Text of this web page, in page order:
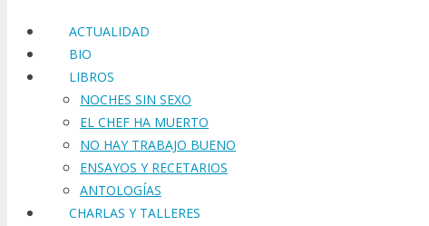
ACTUALIDAD
BIO
LIBROS
NOCHES SIN SEXO
EL CHEF HA MUERTO
NO HAY TRABAJO BUENO
ENSAYOS Y RECETARIOS
ANTOLOGÍAS
CHARLAS Y TALLERES